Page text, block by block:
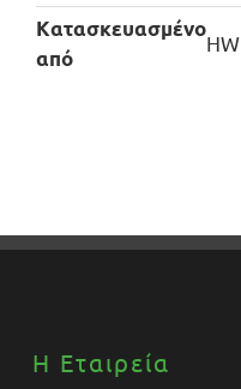
Kατασκευασμένο
από
HW
Η Εταιρεία